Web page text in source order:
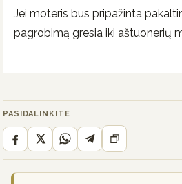
Jei moteris bus pripažinta
pagrobimą gresia iki aštuonerių
PASIDALINKITE